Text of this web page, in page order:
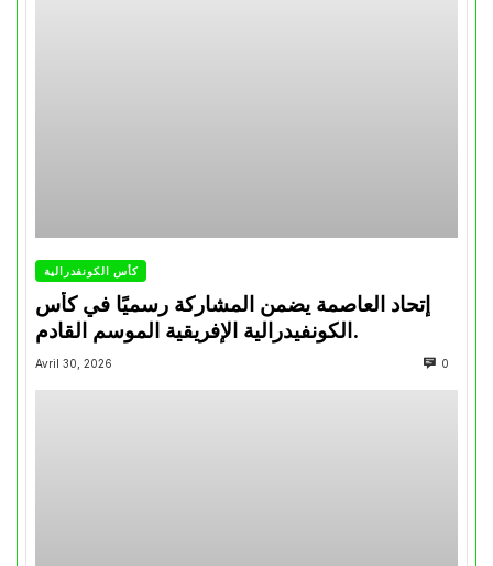
كأس الكونفدرالية
إتحاد العاصمة يضمن المشاركة رسميًا في كأس
الكونفيدرالية الإفريقية الموسم القادم.
Avril 30, 2026 0